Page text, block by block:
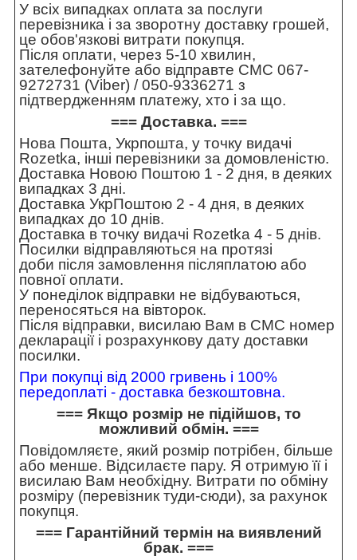
У всіх випадках оплата за послуги
перевізника і за зворотну доставку грошей,
це обов'язкові витрати покупця.
Після оплати, через 5-10 хвилин,
зателефонуйте або відправте СМС 067-
9272731 (Viber) / 050-9336271 з
підтвердженням платежу, хто і за що.
=== Доставка. ===
Нова Пошта, Укрпошта, у точку видачі
Rozetka, інші перевізники за домовленістю.
Доставка Новою Поштою 1 - 2 дня, в деяких
випадках 3 дні.
Доставка УкрПоштою 2 - 4 дня, в деяких
випадках до 10 днів.
Доставка в точку видачі Rozetka 4 - 5 днів.
Посилки відправляються на протязі
доби після замовлення післяплатою або
повної оплати.
У понеділок відправки не відбуваються,
переносяться на вівторок.
Після відправки, висилаю Вам в СМС номер
декларації і розрахункову дату доставки
посилки.
При покупці від 2000 гривень і 100%
передоплаті - доставка безкоштовна.
=== Якщо розмір не підійшов, то
можливий обмін. ===
Повідомляєте, який розмір потрібен, більше
або менше. Відсилаєте пару. Я отримую її і
висилаю Вам необхідну. Витрати по обміну
розміру (перевізник туди-сюди), за рахунок
покупця.
=== Гарантійний термін на виявлений
брак. ===